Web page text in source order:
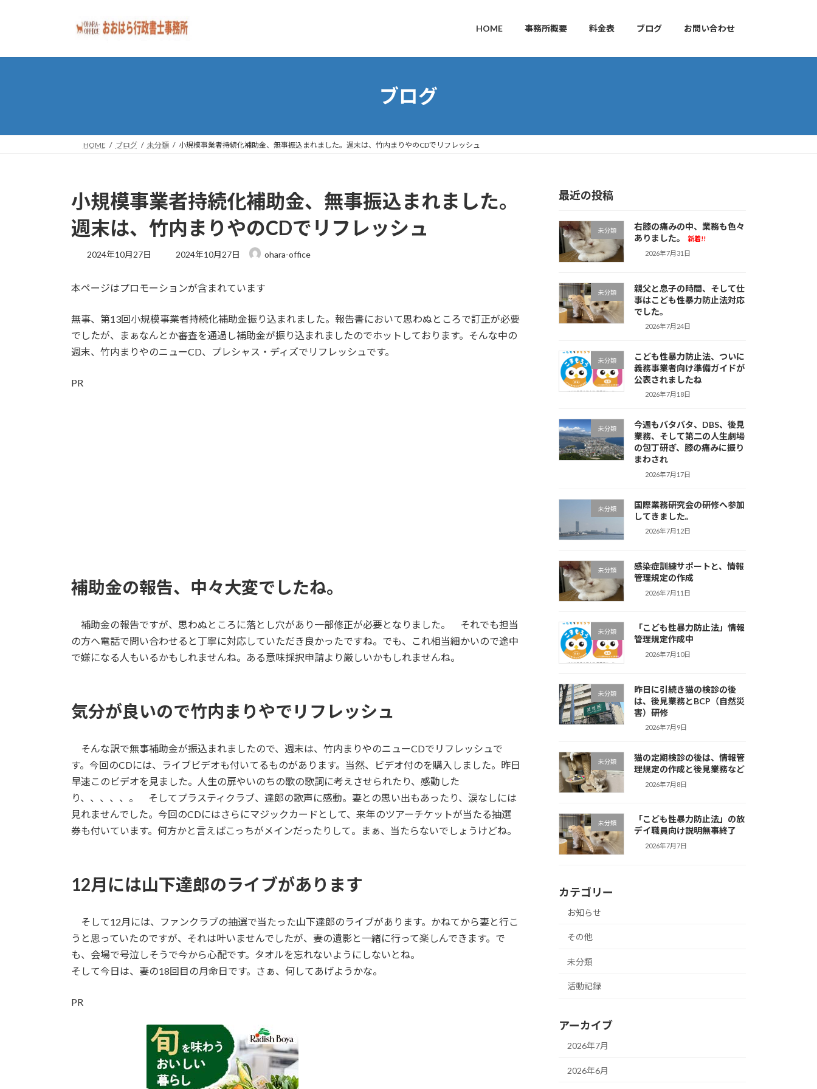
プ
動
HOME 事務所概要 料金表 ブログ お問い合わせ
ブログ
HOME ブログ 未分類 小規模事業者持続化補助金、無事振込まれました。週末は、竹内まりやのCDでリフレッシュ
小規模事業者持続化補助金、無事振込まれました。
週末は、竹内まりやのCDでリフレッシュ
2024年10月27日
最
新
時
:
2024年10月27日 ohara-office
本ページはプロモーションが含まれています
無事、第13回小規模事業者持続化補助金振り込まれました。報告書において思わぬところで訂正が必要
でしたが、まぁなんとか審査を通過し補助金が振り込まれましたのでホットしております。そんな中の
週末、竹内まりやのニューCD、プレシャス・ディズでリフレッシュです。
PR
補助金の報告、中々大変でしたね。
補助金の報告ですが、思わぬところに落とし穴があり一部修正が必要となりました。 それでも担当
の方へ電話で問い合わせると丁寧に対応していただき良かったですね。でも、これ相当細かいので途中
で嫌になる人もいるかもしれませんね。ある意味採択申請より厳しいかもしれませんね。
気分が良いので竹内まりやでリフレッシュ
そんな訳で無事補助金が振込まれましたので、週末は、竹内まりやのニューCDでリフレッシュで
す。今回のCDには、ライブビデオも付いてるものがあります。当然、ビデオ付のを購入しました。昨日
早速このビデオを見ました。人生の扉やいのちの歌の歌詞に考えさせられたり、感動した
り、、、、、。 そしてプラスティクラブ、達郎の歌声に感動。妻との思い出もあったり、涙なしには
見れませんでした。今回のCDにはさらにマジックカードとして、来年のツアーチケットが当たる抽選
券も付いています。何方かと言えばこっちがメインだったりして。まぁ、当たらないでしょうけどね。
12月には山下達郎のライブがあります
そして12月には、ファンクラブの抽選で当たった山下達郎のライブがあります。かねてから妻と行こ
うと思っていたのですが、それは叶いませんでしたが、妻の遺影と一緒に行って楽しんできます。で
も、会場で号泣しそうで今から心配です。タオルを忘れないようにしないとね。
そして今日は、妻の18回目の月命日です。さぁ、何してあげようかな。
PR
最近の投稿
未分類
右膝の痛みの中、業務も色々
ありました。
新着!!
2026年7月31日
未分類
親父と息子の時間、そして仕
事はこども性暴力防止法対応
でした。
2026年7月24日
未分類
こども性暴力防止法、ついに
義務事業者向け準備ガイドが
公表されましたね
2026年7月18日
未分類
今週もバタバタ、DBS、後見
業務、そして第二の人生劇場
の包丁研ぎ、膝の痛みに振り
まわされ
2026年7月17日
未分類
国際業務研究会の研修へ参加
してきました。
2026年7月12日
未分類
感染症訓練サポートと、情報
管理規定の作成
2026年7月11日
未分類
「こども性暴力防止法」情報
管理規定作成中
2026年7月10日
未分類
昨日に引続き猫の検診の後
は、後見業務とBCP（自然災
害）研修
2026年7月9日
未分類
猫の定期検診の後は、情報管
理規定の作成と後見業務など
2026年7月8日
未分類
「こども性暴力防止法」の放
デイ職員向け説明無事終了
2026年7月7日
カテゴリー
お知らせ
その他
未分類
活動記録
アーカイブ
2026年7月
2026年6月